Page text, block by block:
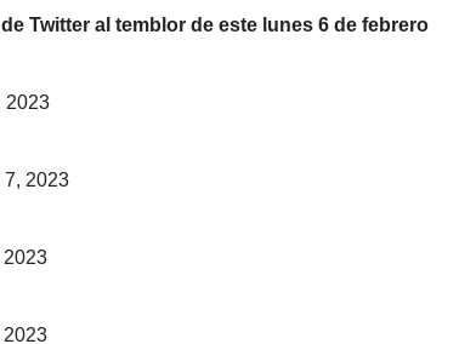
Twitter al temblor de este lunes 6 de febrero
2023
7, 2023
2023
2023